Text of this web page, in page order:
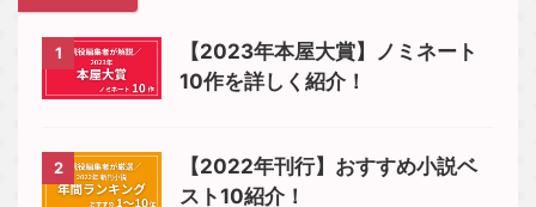
1
【2023年本屋大賞】ノミネート
10作を詳しく紹介！
2
【2022年刊行】おすすめ小説ベ
スト10紹介！